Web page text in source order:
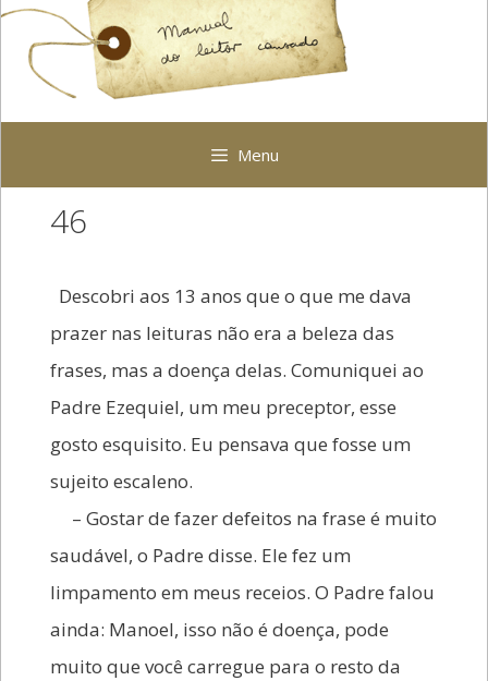
Pular
para
conteúdo
Menu
46
Descobri aos 13 anos que o que me dava
prazer nas leituras não era a beleza das
frases, mas a doença delas. Comuniquei ao
Padre Ezequiel, um meu preceptor, esse
gosto esquisito. Eu pensava que fosse um
sujeito escaleno.
– Gostar de fazer defeitos na frase é muito
saudável, o Padre disse. Ele fez um
limpamento em meus receios. O Padre falou
ainda: Manoel, isso não é doença, pode
muito que você carregue para o resto da